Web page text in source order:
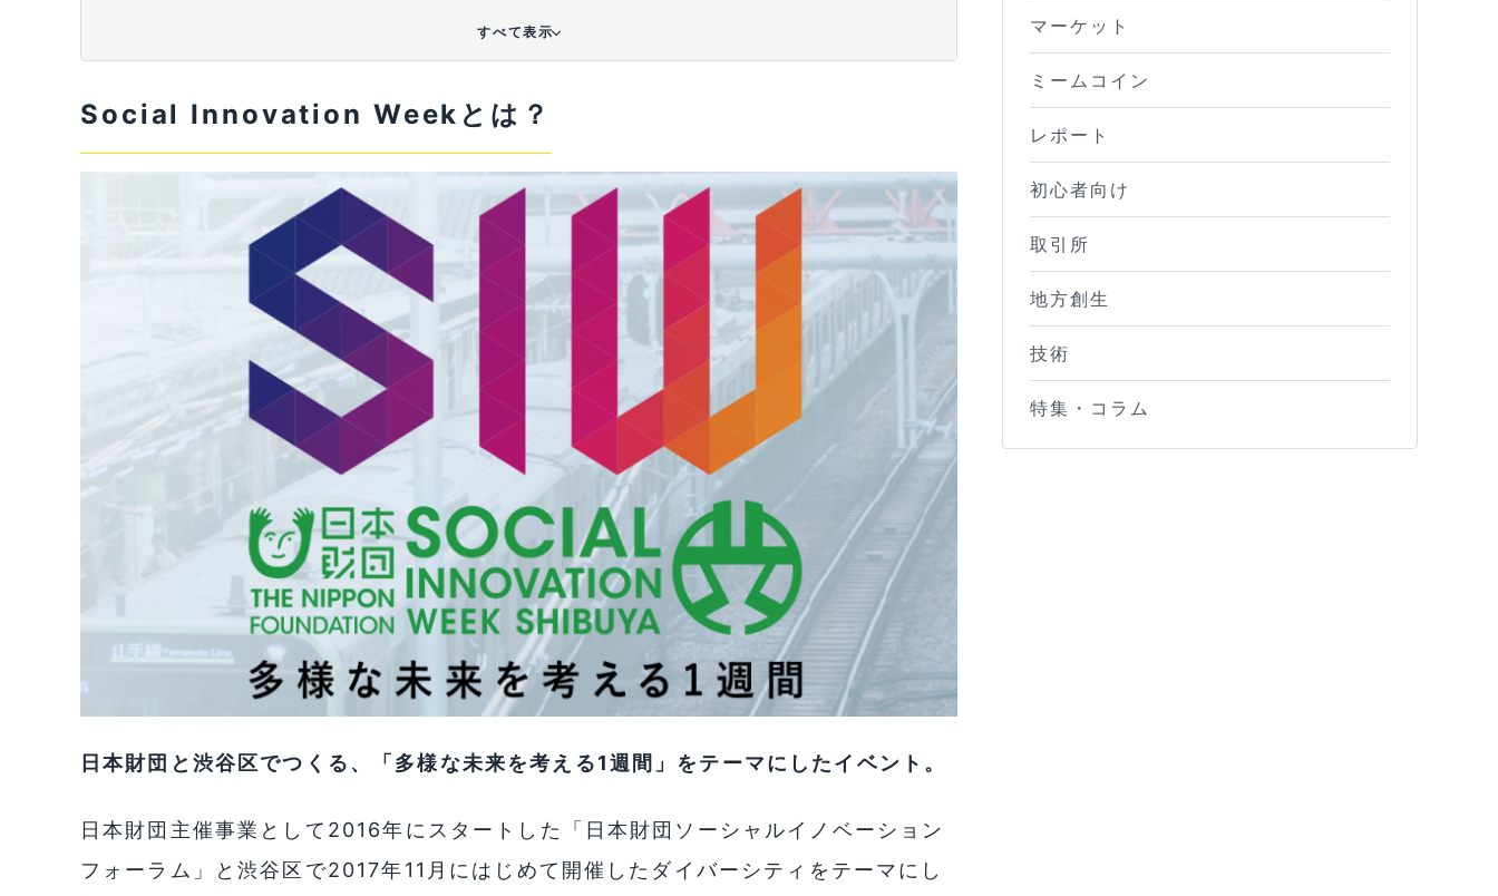
すべて表示
Social Innovation Weekとは？
日本財団と渋谷区でつくる、「多様な未来を考える1週間」をテーマにしたイベント。
日本財団主催事業として2016年にスタートした「日本財団ソーシャルイノベーション
フォーラム」と渋谷区で2017年11月にはじめて開催したダイバーシティをテーマにし
マーケット
ミームコイン
レポート
初心者向け
取引所
地方創生
技術
特集・コラム